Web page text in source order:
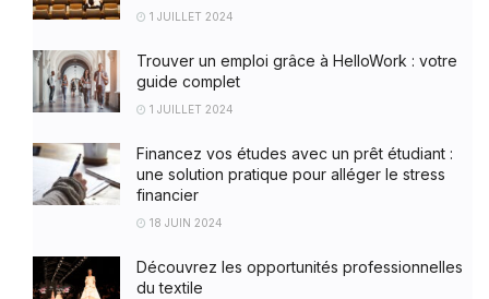
1 JUILLET 2024
Trouver un emploi grâce à HelloWork : votre
guide complet
1 JUILLET 2024
Financez vos études avec un prêt étudiant :
une solution pratique pour alléger le stress
financier
18 JUIN 2024
Découvrez les opportunités professionnelles
du textile